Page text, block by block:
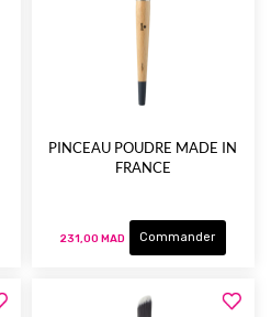
PINCEAU POUDRE MADE IN
FRANCE
231,00 MAD Commander